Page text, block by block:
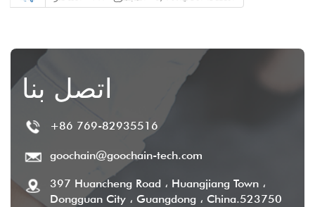
اتصل بنا
+86 769-82935516
goochain@goochain-tech.com
397 Huancheng Road ، Huangjiang Town ،
Dongguan City ، Guangdong ، China.523750